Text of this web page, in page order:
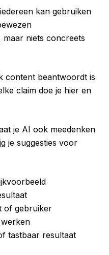
kan gebruiken
maar niets concreets
content beantwoordt is
claim doe je hier en
je AI ook meedenken
je suggesties voor
of gebruiker
tastbaar resultaat